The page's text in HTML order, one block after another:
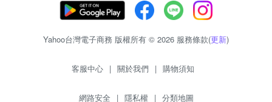
Yahoo台灣電子商務 版權所有 © 2026 服務條款(更新)
客服中心 | 關於我們 | 購物須知
網路安全 | 隱私權 | 分類地圖